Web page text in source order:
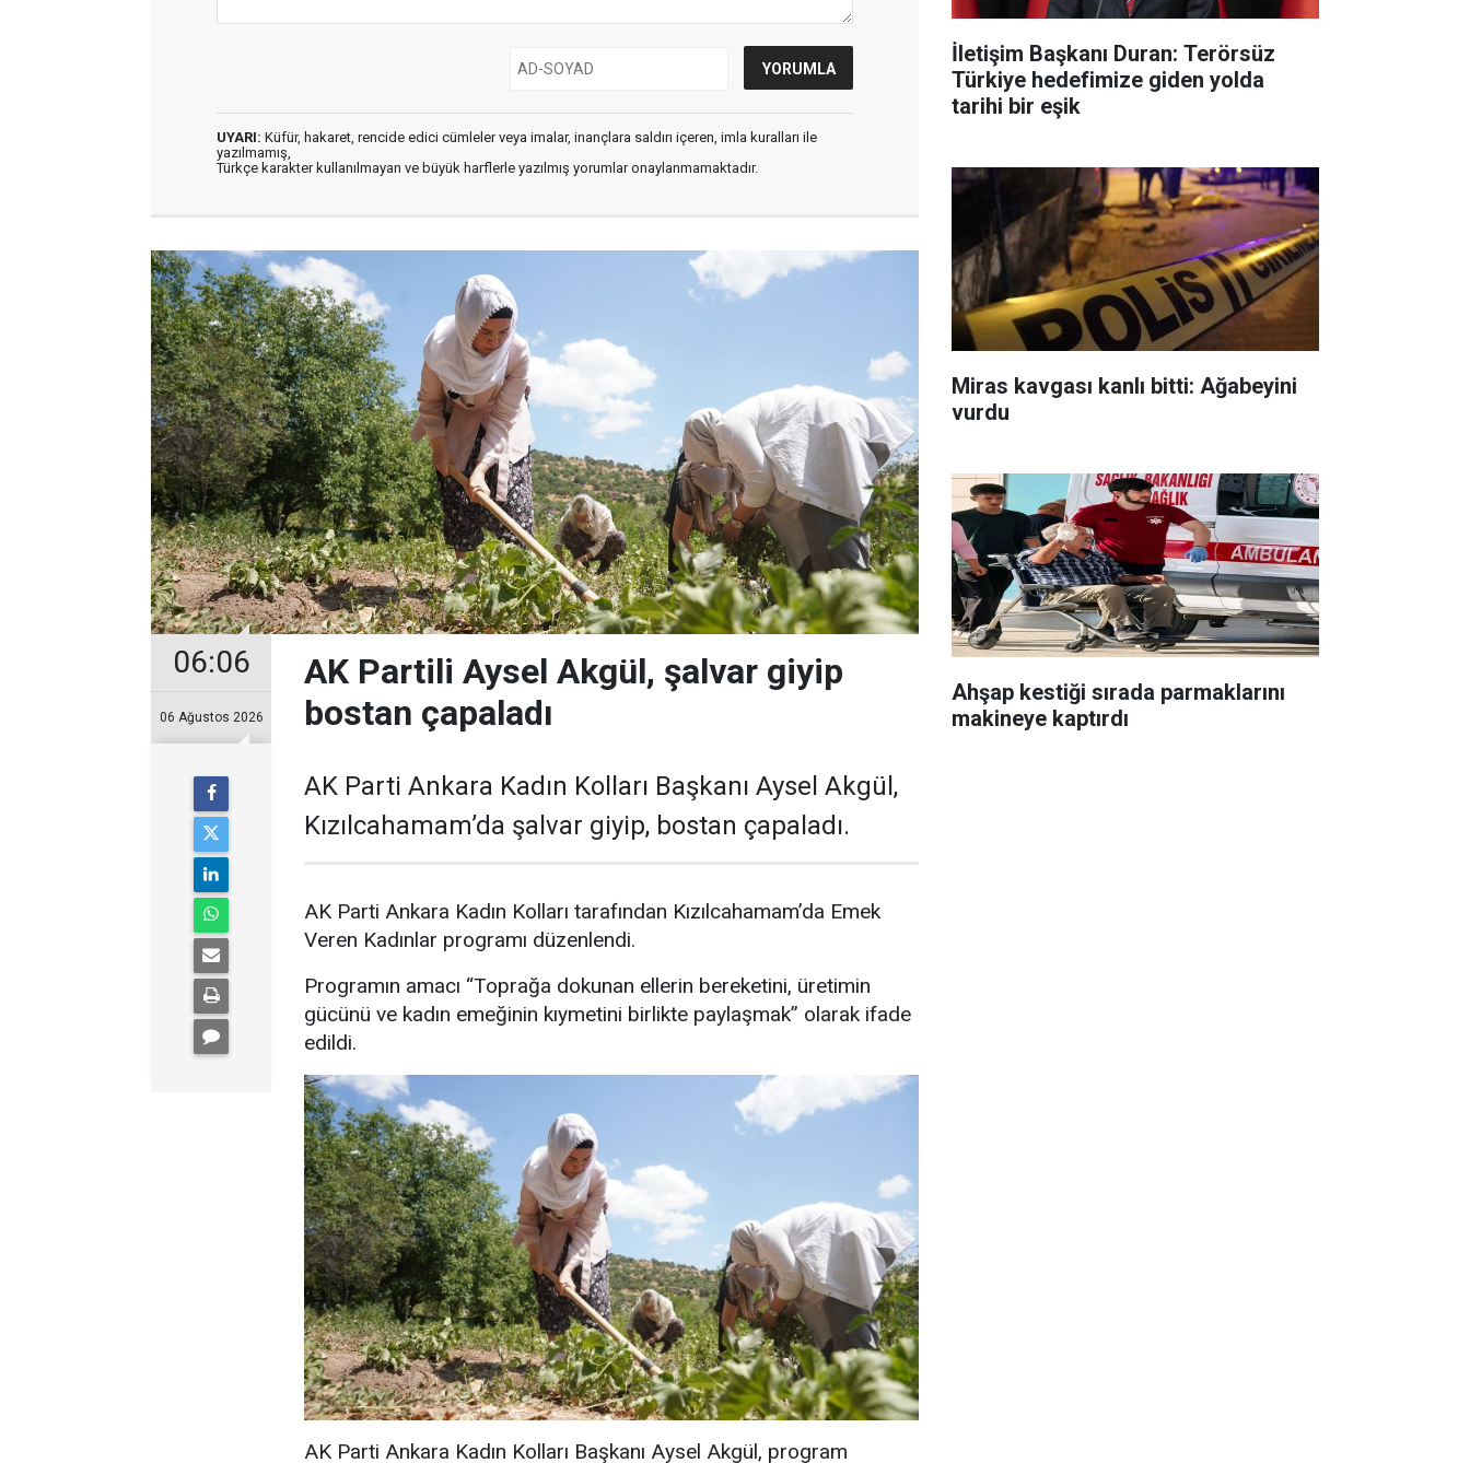
UYARI: Küfür, hakaret, rencide edici cümleler veya imalar, inançlara saldırı içeren, imla kuralları ile
yazılmamış,
Türkçe karakter kullanılmayan ve büyük harflerle yazılmış yorumlar onaylanmamaktadır.
06:06
06 Ağustos 2026
AK Partili Aysel Akgül, şalvar giyip
bostan çapaladı
AK Parti Ankara Kadın Kolları Başkanı Aysel Akgül,
Kızılcahamam’da şalvar giyip, bostan çapaladı.
AK Parti Ankara Kadın Kolları tarafından Kızılcahamam’da Emek
Veren Kadınlar programı düzenlendi.
Programın amacı “Toprağa dokunan ellerin bereketini, üretimin
gücünü ve kadın emeğinin kıymetini birlikte paylaşmak” olarak ifade
edildi.
AK Parti Ankara Kadın Kolları Başkanı Aysel Akgül, program
İletişim Başkanı Duran: Terörsüz
Türkiye hedefimize giden yolda
tarihi bir eşik
Miras kavgası kanlı bitti: Ağabeyini
vurdu
Ahşap kestiği sırada parmaklarını
makineye kaptırdı